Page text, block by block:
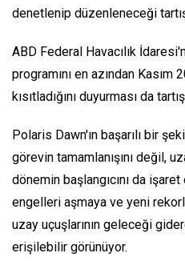
denetlenip düzenleneceği
ABD Federal Havacılık
programını en azından Kasım
kısıtladığını duyurması da
Polaris Dawn'ın başarılı bir
görevin tamamlanışını değil,
dönemin başlangıcını da
engelleri aşmaya ve yeni
uzay uçuşlarının geleceği
erişilebilir görünüyor.